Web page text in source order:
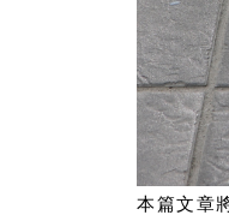
本篇文章